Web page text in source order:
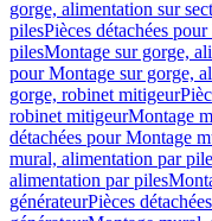
gorge, alimentation sur
pilesPièces détachées
pilesMontage sur gorge,
pour Montage sur gorge,
gorge, robinet mitigeur
robinet mitigeurMontage
détachées pour Montage
mural, alimentation par
alimentation par piles
générateurPièces